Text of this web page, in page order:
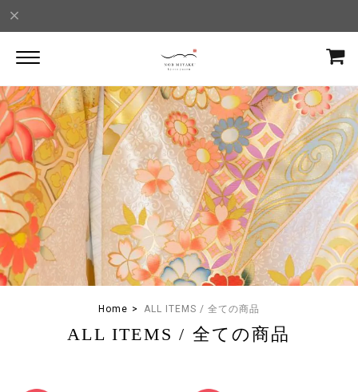
Home ALL ITEMS / 全ての商品
ALL ITEMS / 全ての商品